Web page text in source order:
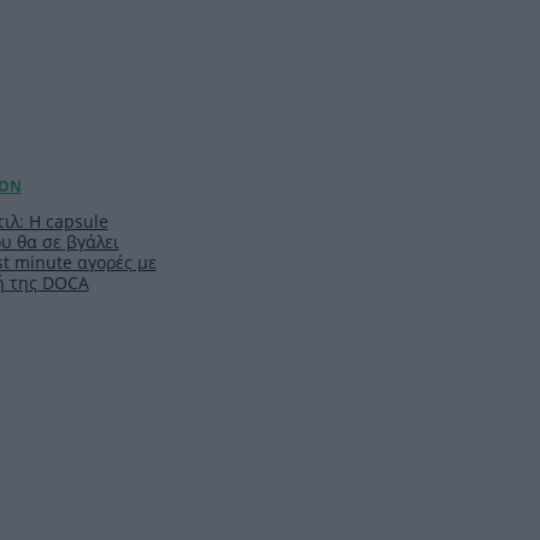
Η capsule
θα σε βγάλει
minute αγορές με
DOCA